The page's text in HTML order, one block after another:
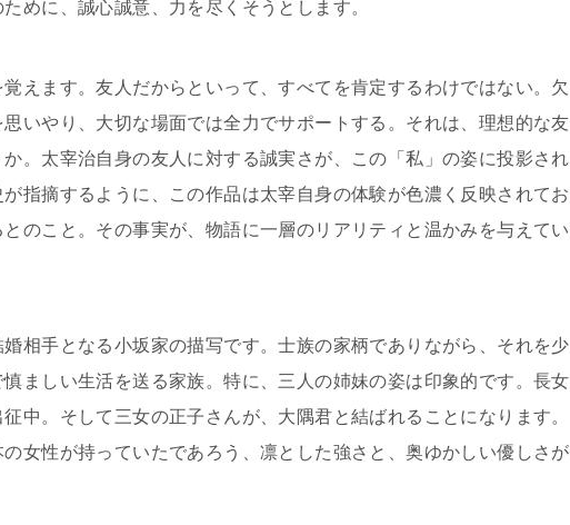
めに、誠心誠意、力を尽くそうとします。
えます。友人だからといって、すべてを肯定するわけではない。欠
いやり、大切な場面では全力でサポートする。それは、理想的な友
。太宰治自身の友人に対する誠実さが、この「私」の姿に投影され
指摘するように、この作品は太宰自身の体験が色濃く反映されてお
のこと。その事実が、物語に一層のリアリティと温かみを与えてい
相手となる小坂家の描写です。士族の家柄でありながら、それを少
ましい生活を送る家族。特に、三人の姉妹の姿は印象的です。長女
中。そして三女の正子さんが、大隅君と結ばれることになります。
女性が持っていたであろう、凛とした強さと、奥ゆかしい優しさが